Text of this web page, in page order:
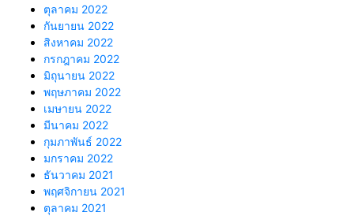
ตุลาคม 2022
กันยายน 2022
สิงหาคม 2022
กรกฎาคม 2022
มิถุนายน 2022
พฤษภาคม 2022
เมษายน 2022
มีนาคม 2022
กุมภาพันธ์ 2022
มกราคม 2022
ธันวาคม 2021
พฤศจิกายน 2021
ตุลาคม 2021